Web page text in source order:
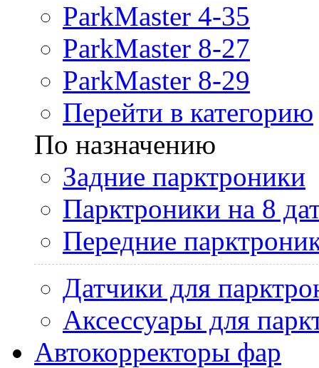
ParkMaster 4-35
ParkMaster 8-27
ParkMaster 8-29
Перейти в категорию
По назначению
Задние парктроники
Парктроники на 8
Передние
Датчики для
Аксессуары для
Автокорректоры фар